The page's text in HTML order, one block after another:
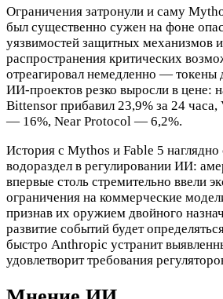
Ограничения затронули и саму
был существенно сужен на фоне
уязвимостей защитных механизмов
распространения критических
отреагировал немедленно — токены
ИИ-проектов резко выросли в цене:
Bittensor прибавил 23,9% за 24
— 16%, Near Protocol — 6,2%.
История с Mythos и Fable 5
водораздел в регулировании ИИ:
впервые столь стремительно ввели
ограничения на коммерческие
признав их оружием двойного
развитие событий будет
быстро Anthropic устранит
удовлетворит требования